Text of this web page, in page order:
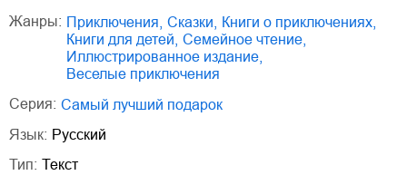
Жанры:
приключения сказки книги о приключениях
книги для детей
семейное чтение
иллюстрированное издание
веселые приключения
Серия:
Самый лучший подарок
Язык: Русский
Тип: Текст